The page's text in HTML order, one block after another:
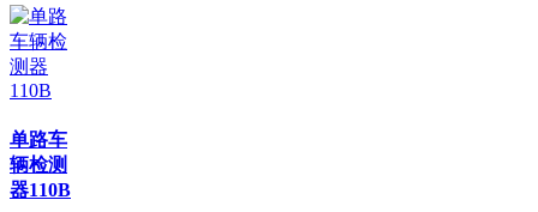
单路车
辆检测
器110B